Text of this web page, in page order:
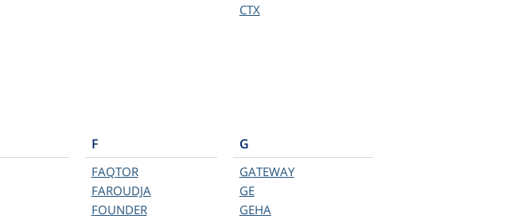
CTX
F
FAQTOR
FAROUDJA
FOUNDER
G
GATEWAY
GE
GEHA